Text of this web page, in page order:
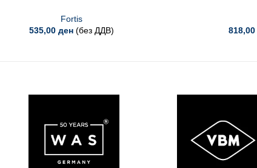
Fortis
535,00ден (без ДДВ)
818,00